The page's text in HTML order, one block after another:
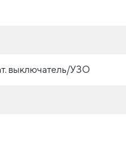
выключатель/УЗО